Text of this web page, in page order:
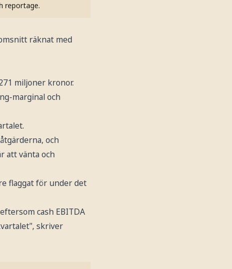
reportage.
räknat med
miljoner kronor.
marginal och
och
att vänta och
flaggat för under det
cash EBITDA
skriver